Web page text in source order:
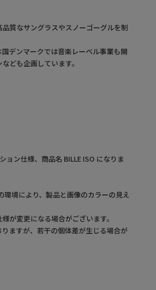
質なサングラスやスノーゴーグルを制
デンマークでは音楽レーベル事業も開
ども企画しています。
ン仕様、商品名 BILLE ISO になりま
境により、製品と画像のカラーの見え
が変更になる場合がございます。
ますが、若干の個体差が生じる場合が